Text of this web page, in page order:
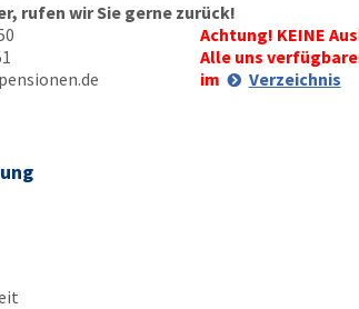
rufen wir Sie gerne zurück!
Achtung! KEINE
Alle uns
im
Verzeichnis